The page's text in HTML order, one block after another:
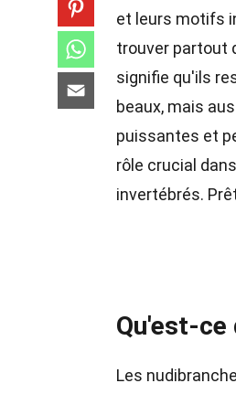
et leurs motifs
trouver partout
signifie qu'ils
beaux, mais
puissantes et
rôle crucial
invertébrés.
Qu'est-ce
Les